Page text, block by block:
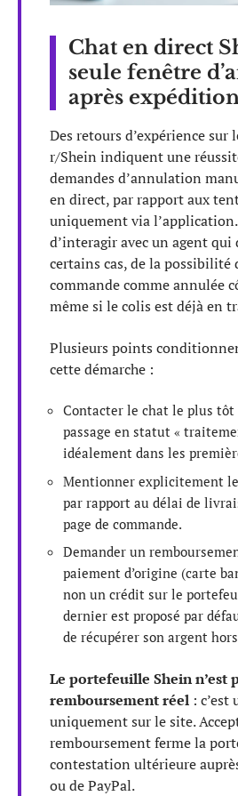
Chat en direct
seule fenêtre
après
Des retours d’expérience sur
r/Shein indiquent une
demandes d’annulation
en direct, par rapport aux
uniquement via
d’interagir avec un agent qui
certains cas, de la possibilité
commande comme annulée
même si le colis est déjà en
Plusieurs points
cette démarche :
Contacter le chat le plus tôt
passage en statut «
idéalement dans les
Mentionner explicitement
par rapport au délai de
page de commande.
Demander un
paiement d’origine (carte
non un crédit sur le
dernier est proposé par
de récupérer son argent
Le portefeuille Shein n’est
remboursement réel :
uniquement sur le site.
remboursement ferme la
contestation ultérieure
ou de PayPal.